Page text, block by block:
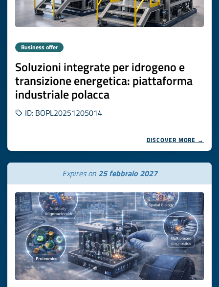
Business offer
Soluzioni integrate per idrogeno e
transizione energetica: piattaforma
industriale polacca
ID: BOPL20251205014
DISCOVER MORE →
Expires on 25 febbraio 2027